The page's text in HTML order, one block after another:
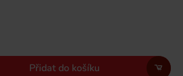
Přidat do košíku